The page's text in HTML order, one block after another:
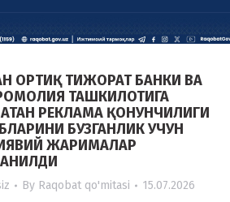
ОРТИҚ ТИЖОРАТ БАНКИ ВА
ТАШКИЛОТИГА
РЕКЛАМА ҚОНУНЧИЛИГИ
БУЗГАНЛИК УЧУН
ЖАРИМАЛАР
By Raqobat qo'mitasi 15.07.2026